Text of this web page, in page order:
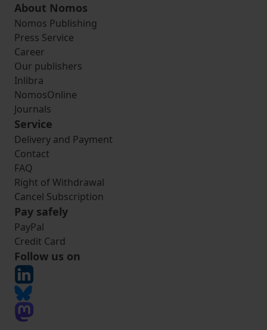
About Nomos
Nomos Publishing
Press Service
Career
Our publishers
Inlibra
NomosOnline
Journals
Service
Delivery and Payment
Contact
FAQ
Right of Withdrawal
Cancel Subscription
Pay safely
PayPal
Credit Card
Follow us on